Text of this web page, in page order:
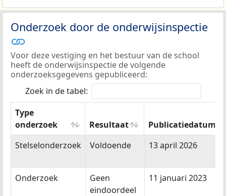
Onderzoek door de onderwijsinspectie
Voor deze vestiging en het bestuur van de school
heeft de onderwijsinspectie de volgende
onderzoeksgegevens gepubliceerd:
Zoek in de tabel:
Type
onderzoek
Resultaat
Publicatiedatum
Type
Resultaat Publicatiedatum
Stelselonderzoek Voldoende 13 april 2026
Onderzoek
Geen
eindoordeel
11 januari 2023